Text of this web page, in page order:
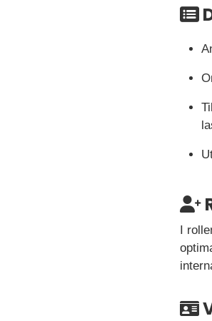
I